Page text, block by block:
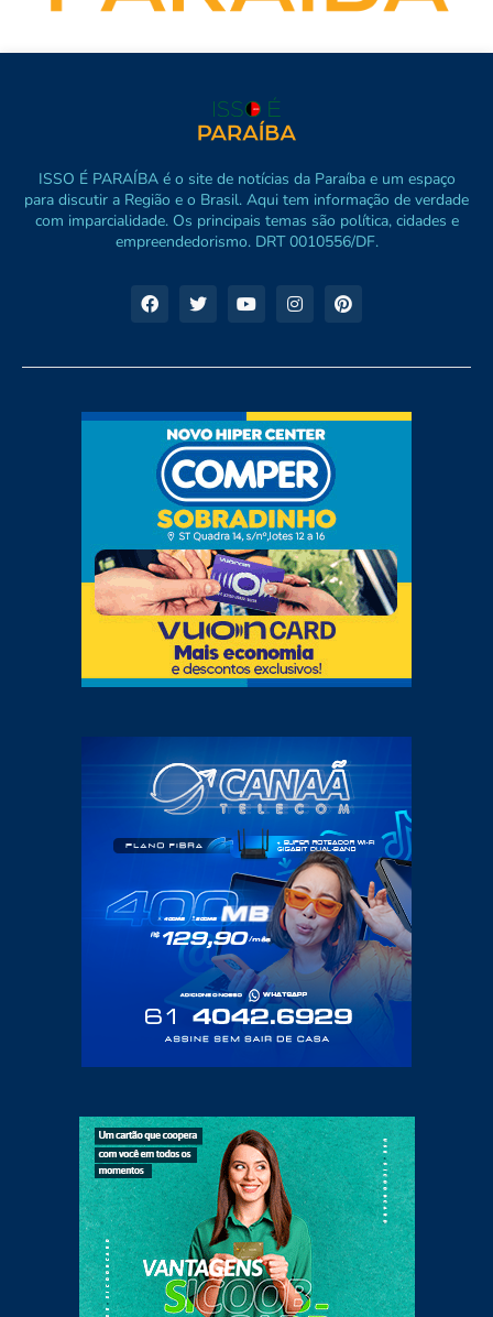
ISSO É PARAÍBA é o site de notícias da Paraíba e um espaço
para discutir a Região e o Brasil. Aqui tem informação de verdade
com imparcialidade. Os principais temas são política, cidades e
empreendedorismo. DRT 0010556/DF.